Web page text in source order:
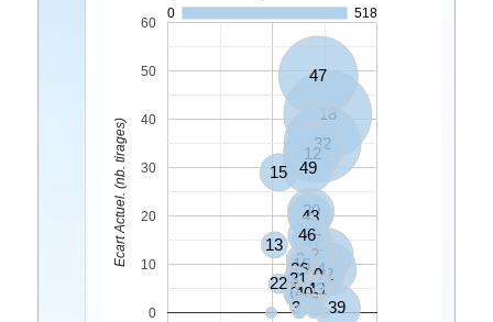
0
518
18
47
32
12
14
25
49
30
39
8
43
21
37
42
2
15
46
34
20
9
11
16
13
26
33
4
7
31
1
6
22
23
28
36
40
5
3
0
10
20
30
40
50
60
Ecart Actuel. (nb. tirages)